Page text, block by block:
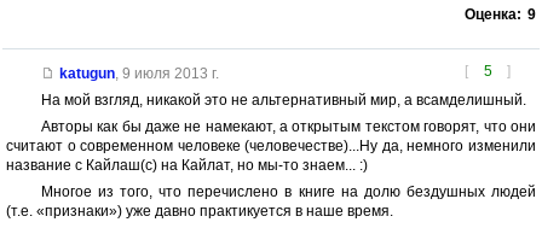
Оценка: 9
[ 5 ]
katugun, 9 июля 2013 г.
На мой взгляд, никакой это не альтернативный мир, а всамделишный.
Авторы как бы даже не намекают, а открытым текстом говорят, что они
считают о современном человеке (человечестве)...Ну да, немного изменили
название с Кайлаш(с) на Кайлат, но мы-то знаем... :)
Многое из того, что перечислено в книге на долю бездушных людей
(т.е. «признаки») уже давно практикуется в наше время.